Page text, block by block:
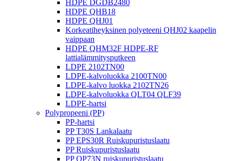
HDPE DGDB2480
HDPE QHB18
HDPE QHJ01
Korkeatiheyksinen polyeteeni QHJ02 kaapelin
vaippaan
HDPE QHM32F HDPE-RF
lattialämmitysputkeen
LDPE 2102TN00
LDPE-kalvoluokka 2100TN00
LDPE-kalvo luokka 2102TN26
LDPE-kalvoluokka QLT04 QLF39
LDPE-hartsi
Polypropeeni (PP)
PP-hartsi
PP T30S Lankalaatu
PP EPS30R Ruiskupuristuslaatu
PP Ruiskupuristuslaatu
PP QP73N ruiskupuristuslaatu